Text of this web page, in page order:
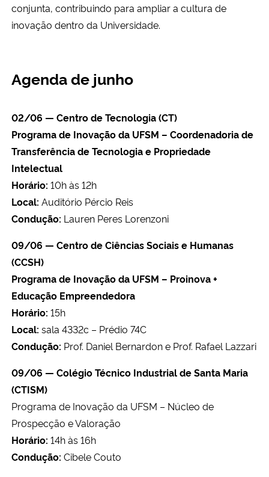
conjunta, contribuindo para ampliar a cultura de
inovação dentro da Universidade.
Agenda de junho
02/06 — Centro de Tecnologia (CT)
Programa de Inovação da UFSM – Coordenadoria de
Transferência de Tecnologia e Propriedade
Intelectual
Horário: 10h às 12h
Local: Auditório Pércio Reis
Condução: Lauren Peres Lorenzoni
09/06 — Centro de Ciências Sociais e Humanas
(CCSH)
Programa de Inovação da UFSM – Proinova +
Educação Empreendedora
Horário: 15h
Local: sala 4332c – Prédio 74C
Condução: Prof. Daniel Bernardon e Prof. Rafael Lazzari
09/06 — Colégio Técnico Industrial de Santa Maria
(CTISM)
Programa de Inovação da UFSM – Núcleo de
Prospecção e Valoração
Horário: 14h às 16h
Condução: Cibele Couto